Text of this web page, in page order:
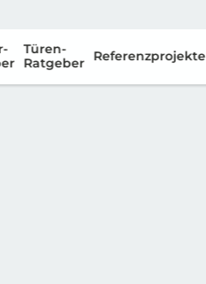
Türen-
Ratgeber
Referenzprojekte